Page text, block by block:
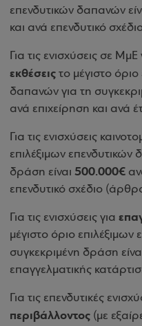
επενδυτικών δαπανών
και ανά επενδυτικό
Για τις ενισχύσεις σε ΜμΕ
εκθέσεις το μέγιστο
δαπανών για τη
ανά επιχείρηση και ανά
Για τις ενισχύσεις
επιλέξιμων επενδυτικών
δράση είναι 500.000€
επενδυτικό σχέδιο
Για τις ενισχύσεις για
μέγιστο όριο
συγκεκριμένη δράση
επαγγελματικής
Για τις επενδυτικές
περιβάλλοντος (με